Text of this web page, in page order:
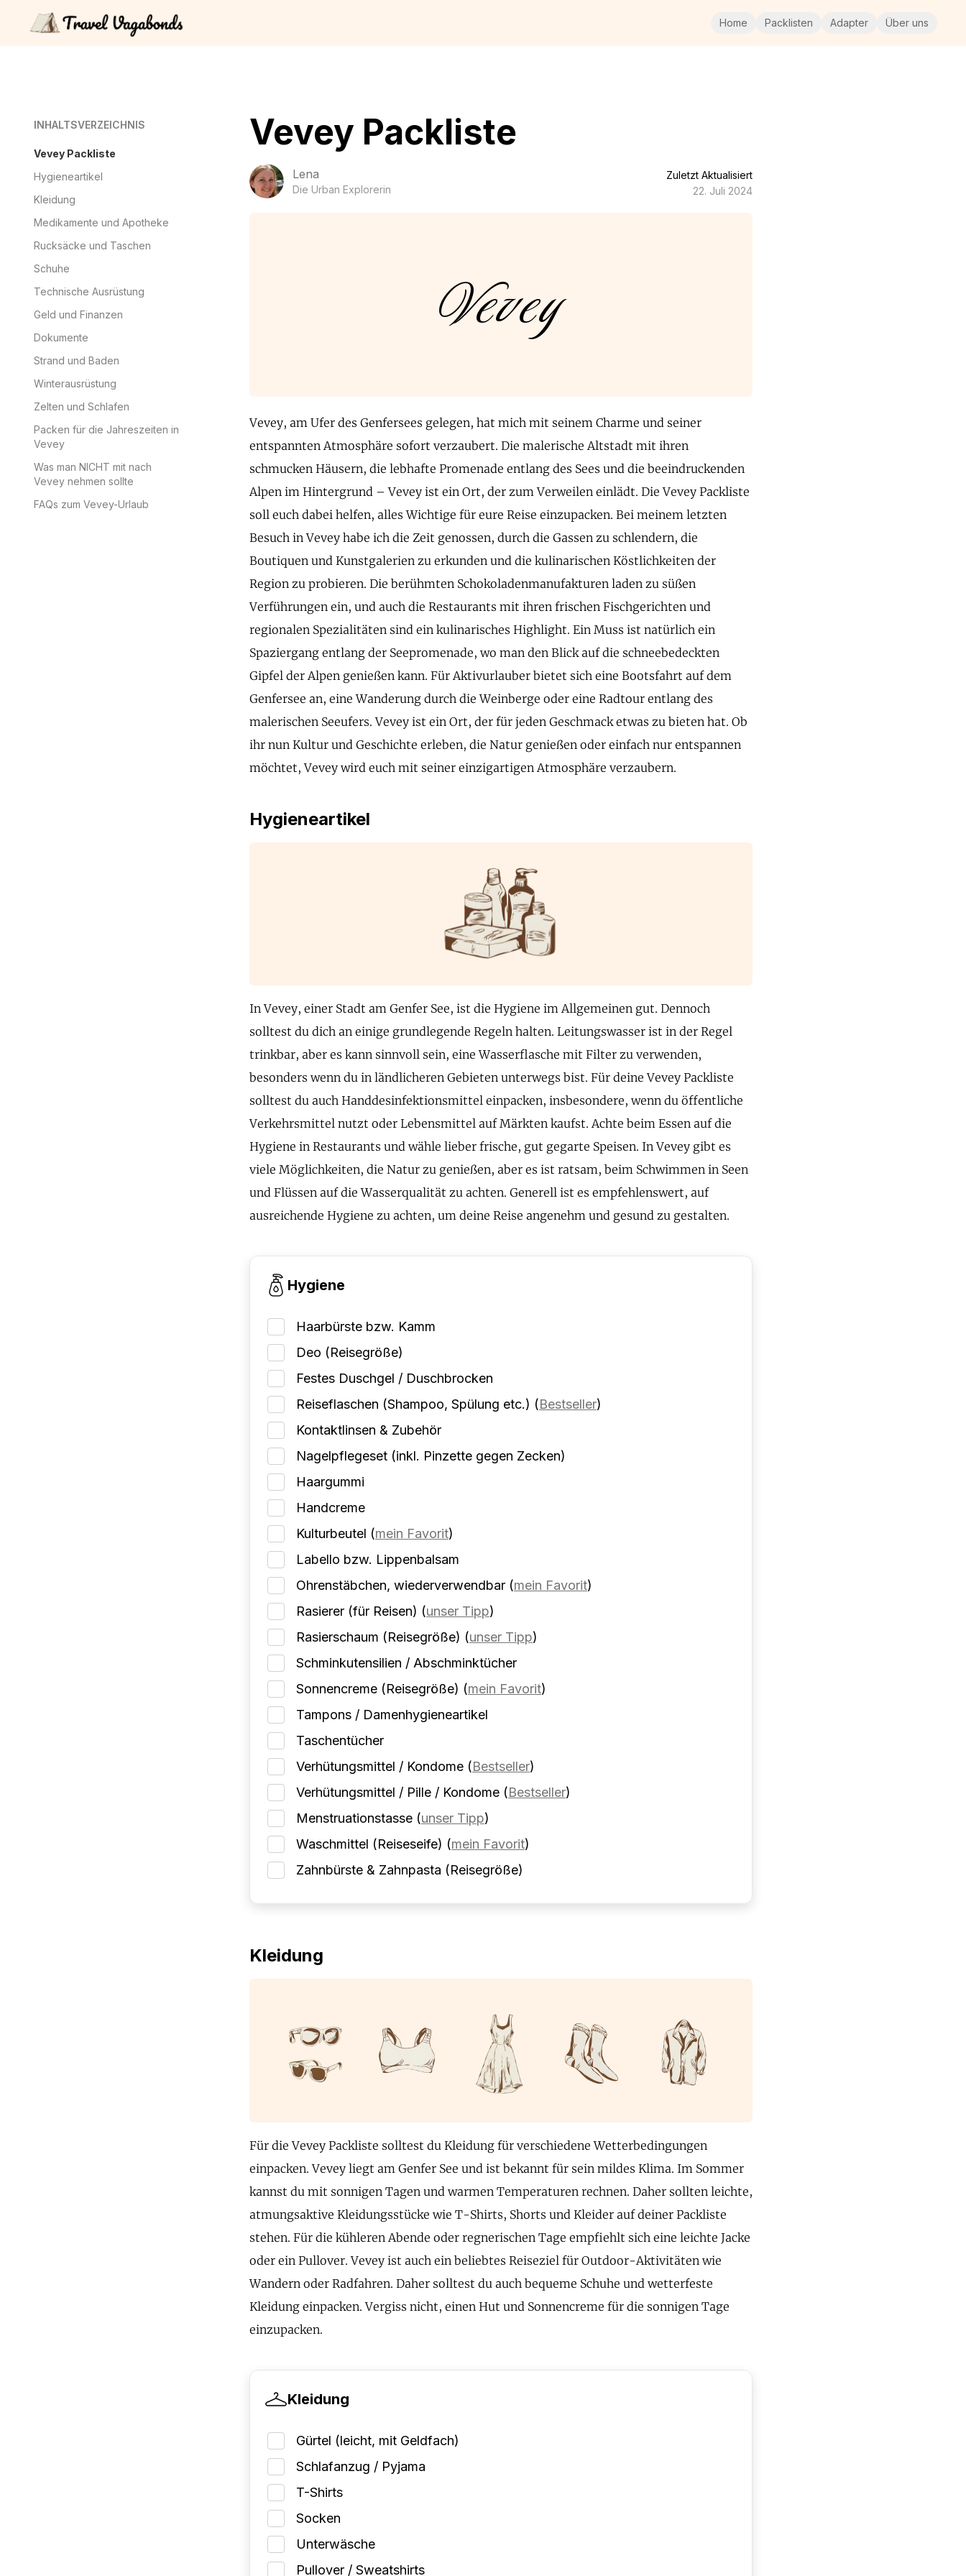
Home Packlisten Adapter Über uns
INHALTSVERZEICHNIS
Vevey Packliste
Hygieneartikel
Kleidung
Medikamente und Apotheke
Rucksäcke und Taschen
Schuhe
Technische Ausrüstung
Geld und Finanzen
Dokumente
Strand und Baden
Winterausrüstung
Zelten und Schlafen
Packen für die Jahreszeiten in
Vevey
Was man NICHT mit nach
Vevey nehmen sollte
FAQs zum Vevey-Urlaub
Vevey Packliste
Lena
Die Urban Explorerin
Zuletzt Aktualisiert
22. Juli 2024
Vevey
Vevey, am Ufer des Genfersees gelegen, hat mich mit seinem Charme und seiner
entspannten Atmosphäre sofort verzaubert. Die malerische Altstadt mit ihren
schmucken Häusern, die lebhafte Promenade entlang des Sees und die beeindruckenden
Alpen im Hintergrund – Vevey ist ein Ort, der zum Verweilen einlädt. Die Vevey Packliste
soll euch dabei helfen, alles Wichtige für eure Reise einzupacken. Bei meinem letzten
Besuch in Vevey habe ich die Zeit genossen, durch die Gassen zu schlendern, die
Boutiquen und Kunstgalerien zu erkunden und die kulinarischen Köstlichkeiten der
Region zu probieren. Die berühmten Schokoladenmanufakturen laden zu süßen
Verführungen ein, und auch die Restaurants mit ihren frischen Fischgerichten und
regionalen Spezialitäten sind ein kulinarisches Highlight. Ein Muss ist natürlich ein
Spaziergang entlang der Seepromenade, wo man den Blick auf die schneebedeckten
Gipfel der Alpen genießen kann. Für Aktivurlauber bietet sich eine Bootsfahrt auf dem
Genfersee an, eine Wanderung durch die Weinberge oder eine Radtour entlang des
malerischen Seeufers. Vevey ist ein Ort, der für jeden Geschmack etwas zu bieten hat. Ob
ihr nun Kultur und Geschichte erleben, die Natur genießen oder einfach nur entspannen
möchtet, Vevey wird euch mit seiner einzigartigen Atmosphäre verzaubern.
Hygieneartikel
In Vevey, einer Stadt am Genfer See, ist die Hygiene im Allgemeinen gut. Dennoch
solltest du dich an einige grundlegende Regeln halten. Leitungswasser ist in der Regel
trinkbar, aber es kann sinnvoll sein, eine Wasserflasche mit Filter zu verwenden,
besonders wenn du in ländlicheren Gebieten unterwegs bist. Für deine Vevey Packliste
solltest du auch Handdesinfektionsmittel einpacken, insbesondere, wenn du öffentliche
Verkehrsmittel nutzt oder Lebensmittel auf Märkten kaufst. Achte beim Essen auf die
Hygiene in Restaurants und wähle lieber frische, gut gegarte Speisen. In Vevey gibt es
viele Möglichkeiten, die Natur zu genießen, aber es ist ratsam, beim Schwimmen in Seen
und Flüssen auf die Wasserqualität zu achten. Generell ist es empfehlenswert, auf
ausreichende Hygiene zu achten, um deine Reise angenehm und gesund zu gestalten.
Hygiene
Haarbürste bzw. Kamm
Deo (Reisegröße)
Festes Duschgel / Duschbrocken
Reiseflaschen (Shampoo, Spülung etc.) (Bestseller)
Kontaktlinsen & Zubehör
Nagelpflegeset (inkl. Pinzette gegen Zecken)
Haargummi
Handcreme
Kulturbeutel (mein Favorit)
Labello bzw. Lippenbalsam
Ohrenstäbchen, wiederverwendbar (mein Favorit)
Rasierer (für Reisen) (unser Tipp)
Rasierschaum (Reisegröße) (unser Tipp)
Schminkutensilien / Abschminktücher
Sonnencreme (Reisegröße) (mein Favorit)
Tampons / Damenhygieneartikel
Taschentücher
Verhütungsmittel / Kondome (Bestseller)
Verhütungsmittel / Pille / Kondome (Bestseller)
Menstruationstasse (unser Tipp)
Waschmittel (Reiseseife) (mein Favorit)
Zahnbürste & Zahnpasta (Reisegröße)
Kleidung
Für die Vevey Packliste solltest du Kleidung für verschiedene Wetterbedingungen
einpacken. Vevey liegt am Genfer See und ist bekannt für sein mildes Klima. Im Sommer
kannst du mit sonnigen Tagen und warmen Temperaturen rechnen. Daher sollten leichte,
atmungsaktive Kleidungsstücke wie T-Shirts, Shorts und Kleider auf deiner Packliste
stehen. Für die kühleren Abende oder regnerischen Tage empfiehlt sich eine leichte Jacke
oder ein Pullover. Vevey ist auch ein beliebtes Reiseziel für Outdoor-Aktivitäten wie
Wandern oder Radfahren. Daher solltest du auch bequeme Schuhe und wetterfeste
Kleidung einpacken. Vergiss nicht, einen Hut und Sonnencreme für die sonnigen Tage
einzupacken.
Kleidung
Gürtel (leicht, mit Geldfach)
Schlafanzug / Pyjama
T-Shirts
Socken
Unterwäsche
Pullover / Sweatshirts